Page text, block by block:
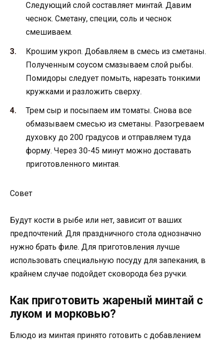
Следующий слой составляет минтай. Давим
чеснок. Сметану, специи, соль и чеснок
смешиваем.
Крошим укроп. Добавляем в смесь из сметаны.
Полученным соусом смазываем слой рыбы.
Помидоры следует помыть, нарезать тонкими
кружками и разложить сверху.
Трем сыр и посыпаем им томаты. Снова все
обмазываем смесью из сметаны. Разогреваем
духовку до 200 градусов и отправляем туда
форму. Через 30-45 минут можно доставать
приготовленного минтая.
Совет
Будут кости в рыбе или нет, зависит от ваших
предпочтений. Для праздничного стола однозначно
нужно брать филе. Для приготовления лучше
использовать специальную посуду для запекания, в
крайнем случае подойдет сковорода без ручки.
Как приготовить жареный минтай с
луком и морковью?
Блюдо из минтая принято готовить с добавлением